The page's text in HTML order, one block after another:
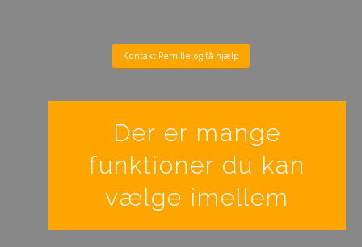
Kontakt Pernille og få hjælp
Der er mange
funktioner du kan
vælge imellem